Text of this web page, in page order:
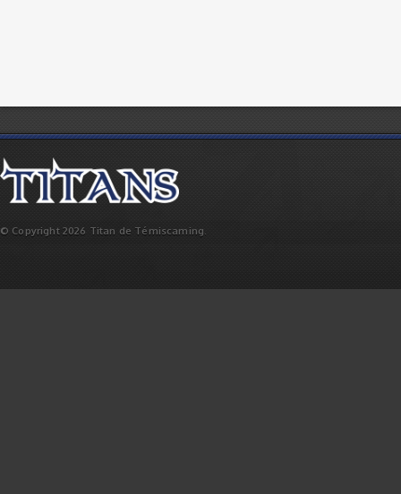
© Copyright 2026 Titan de Témiscaming.